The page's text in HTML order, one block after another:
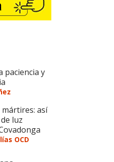
paciencia y
así
luz
OCD